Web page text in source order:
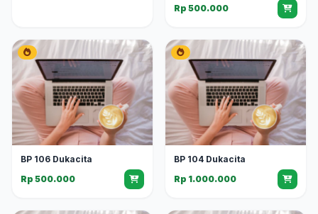
Rp 500.000
BP 106 Dukacita
Rp 500.000
BP 104 Dukacita
Rp 1.000.000